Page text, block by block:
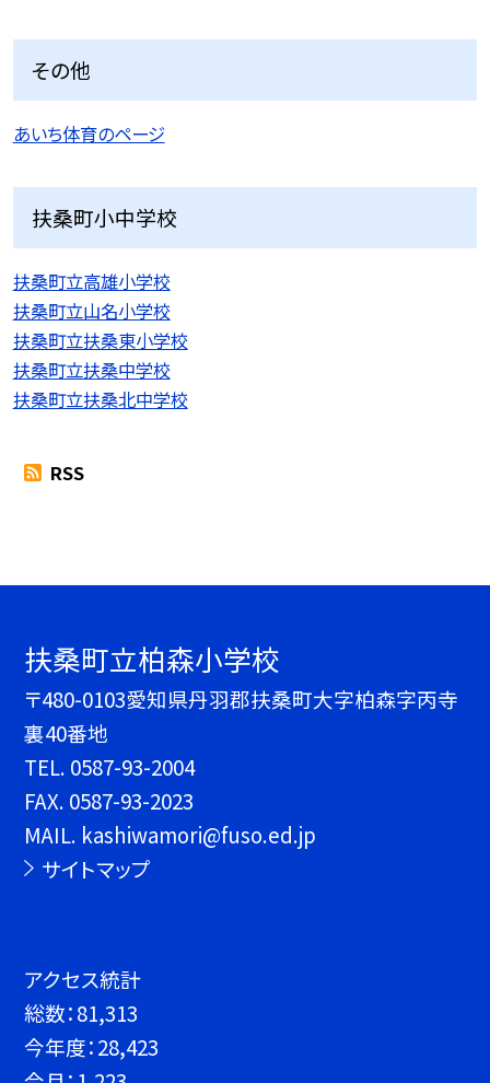
その他
あいち体育のページ
扶桑町小中学校
扶桑町立高雄小学校
扶桑町立山名小学校
扶桑町立扶桑東小学校
扶桑町立扶桑中学校
扶桑町立扶桑北中学校
RSS
扶桑町立柏森小学校
〒480-0103愛知県丹羽郡扶桑町大字柏森字丙寺
裏40番地
TEL. 0587-93-2004
FAX. 0587-93-2023
MAIL. kashiwamori@fuso.ed.jp
サイトマップ
アクセス統計
総数：81,313
今年度：28,423